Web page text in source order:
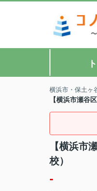
横浜市・保土ヶ
【横浜市瀬谷
【横浜市
校）
-